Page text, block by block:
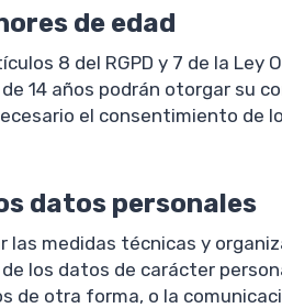
de edad
8 del RGPD y 7 de la
14 años podrán otorgar su
el consentimiento
datos personales
las medidas técnicas y
los datos de carácter
de otra forma, o la